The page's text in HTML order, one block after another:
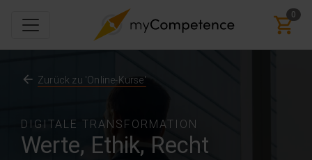
0
DIGITALE TRANSFORMATION
Werte, Ethik, Recht
Zurück zu 'Online-Kurse'